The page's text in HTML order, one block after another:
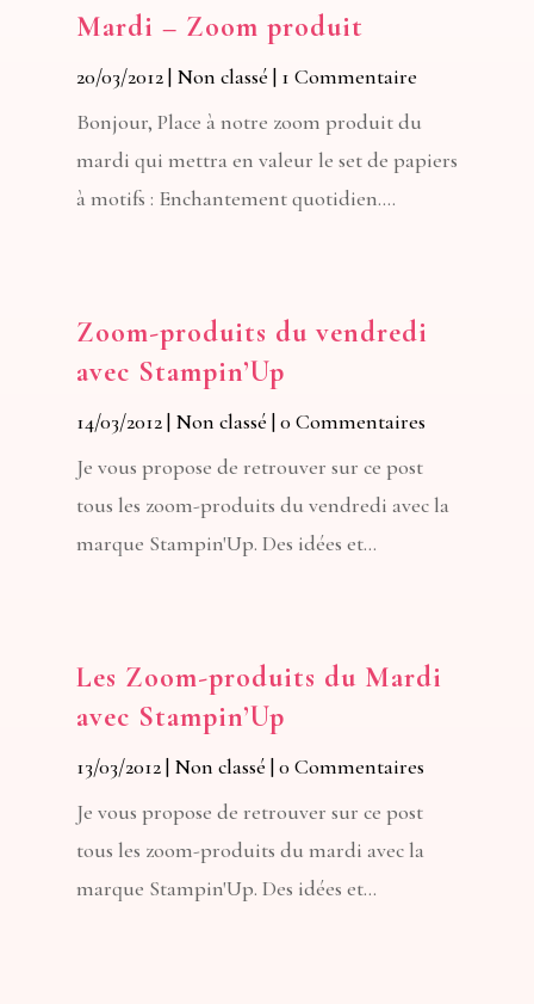
Mardi – Zoom produit
20/03/2012| Non classé | 1 Commentaire
Bonjour, Place à notre zoom produit du
mardi qui mettra en valeur le set de papiers
à motifs : Enchantement quotidien....
Zoom-produits du vendredi
avec Stampin’Up
14/03/2012| Non classé | 0 Commentaires
Je vous propose de retrouver sur ce post
tous les zoom-produits du vendredi avec la
marque Stampin'Up. Des idées et...
Les Zoom-produits du Mardi
avec Stampin’Up
13/03/2012| Non classé | 0 Commentaires
Je vous propose de retrouver sur ce post
tous les zoom-produits du mardi avec la
marque Stampin'Up. Des idées et...